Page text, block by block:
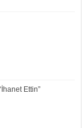
Ettin”